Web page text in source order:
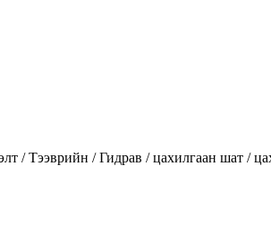
/ Гидрав / цахилгаан шат /